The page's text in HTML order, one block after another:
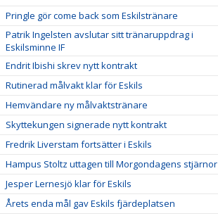
Pringle gör come back som Eskilstränare
Patrik Ingelsten avslutar sitt tränaruppdrag i
Eskilsminne IF
Endrit Ibishi skrev nytt kontrakt
Rutinerad målvakt klar för Eskils
Hemvändare ny målvaktstränare
Skyttekungen signerade nytt kontrakt
Fredrik Liverstam fortsätter i Eskils
Hampus Stoltz uttagen till Morgondagens stjärnor
Jesper Lernesjö klar för Eskils
Årets enda mål gav Eskils fjärdeplatsen